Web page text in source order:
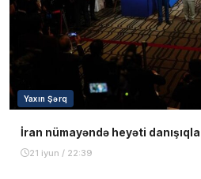
Yaxın Şərq
İran nümayəndə heyəti
21 iyun / 22:39